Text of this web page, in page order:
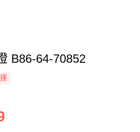
B86-64-70852